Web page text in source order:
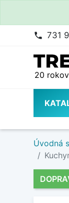
phone 731
20
Úvodná